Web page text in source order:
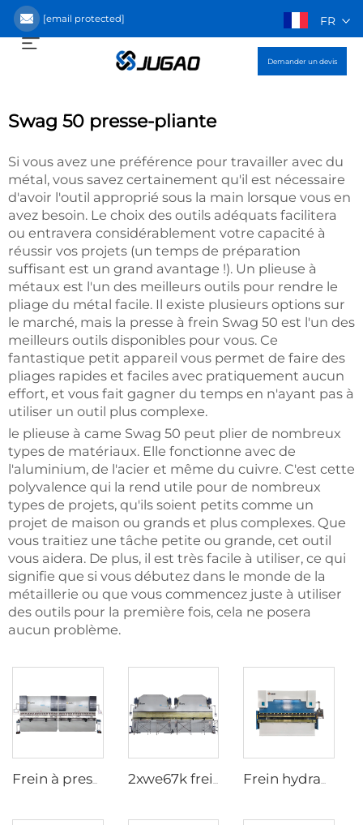
[email protected] FR
Demander un devis
Swag 50 presse-pliante
Si vous avez une préférence pour travailler avec du
métal, vous savez certainement qu'il est nécessaire
d'avoir l'outil approprié sous la main lorsque vous en
avez besoin. Le choix des outils adéquats facilitera
ou entravera considérablement votre capacité à
réussir vos projets (un temps de préparation
suffisant est un grand avantage !). Un plieuse à
métaux est l'un des meilleurs outils pour rendre le
pliage du métal facile. Il existe plusieurs options sur
le marché, mais la presse à frein Swag 50 est l'un des
meilleurs outils disponibles pour vous. Ce
fantastique petit appareil vous permet de faire des
pliages rapides et faciles avec pratiquement aucun
effort, et vous fait gagner du temps en n'ayant pas à
utiliser un outil plus complexe.
le plieuse à came Swag 50 peut plier de nombreux
types de matériaux. Elle fonctionne avec de
l'aluminium, de l'acier et même du cuivre. C'est cette
polyvalence qui la rend utile pour de nombreux
types de projets, qu'ils soient petits comme un
projet de maison ou grands et plus complexes. Que
vous traitiez une tâche petite ou grande, cet outil
vous aidera. De plus, il est très facile à utiliser, ce qui
signifie que si vous débutez dans le monde de la
métaillerie ou que vous commencez juste à utiliser
des outils pour la première fois, cela ne posera
aucun problème.